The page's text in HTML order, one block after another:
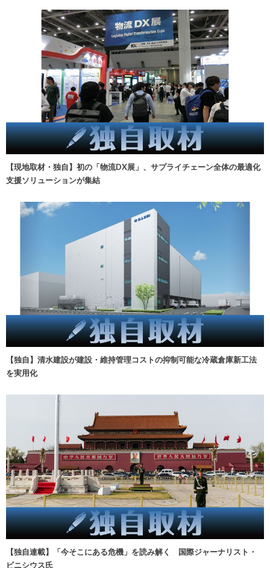
【現地取材・独自】初の「物流DX展」、サプライチェーン全体の最適化
支援ソリューションが集結
【独自】清水建設が建設・維持管理コストの抑制可能な冷蔵倉庫新工法
を実用化
【独自連載】「今そこにある危機」を読み解く 国際ジャーナリスト・
ビニシウス氏